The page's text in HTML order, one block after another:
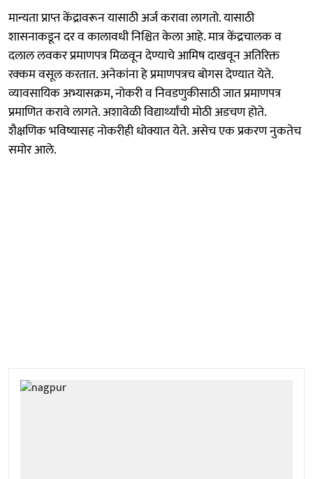
मान्यता प्राप्त केंद्रावरून यासाठी अर्ज करावा लागतो. यासाठी
शासनाकडून दर व कालावधी निश्चित केला आहे. मात्र केंद्रचालक व
दलाल लवकर प्रमाणपत्र मिळवून देण्याचे आमिष दाखवून अतिरिक्त
रक्कम वसूल करतात. अनेकांना हे प्रमाणपत्रच बोगस देण्यात येते.
व्यावसायिक अभ्यासक्रम, नोकरी व निवडणुकीसाठी जात प्रमाणपत्र
प्रमाणित करावे लागते. अशावेळी विद्यार्थ्यांची मोठी अडचण होते.
शैक्षणिक भविष्यासह नोकरीही धोक्यात येते. असेच एक प्रकरण नुकतेच
समोर आले.